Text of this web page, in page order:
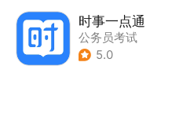
时事一点通
公务员考试
5.0